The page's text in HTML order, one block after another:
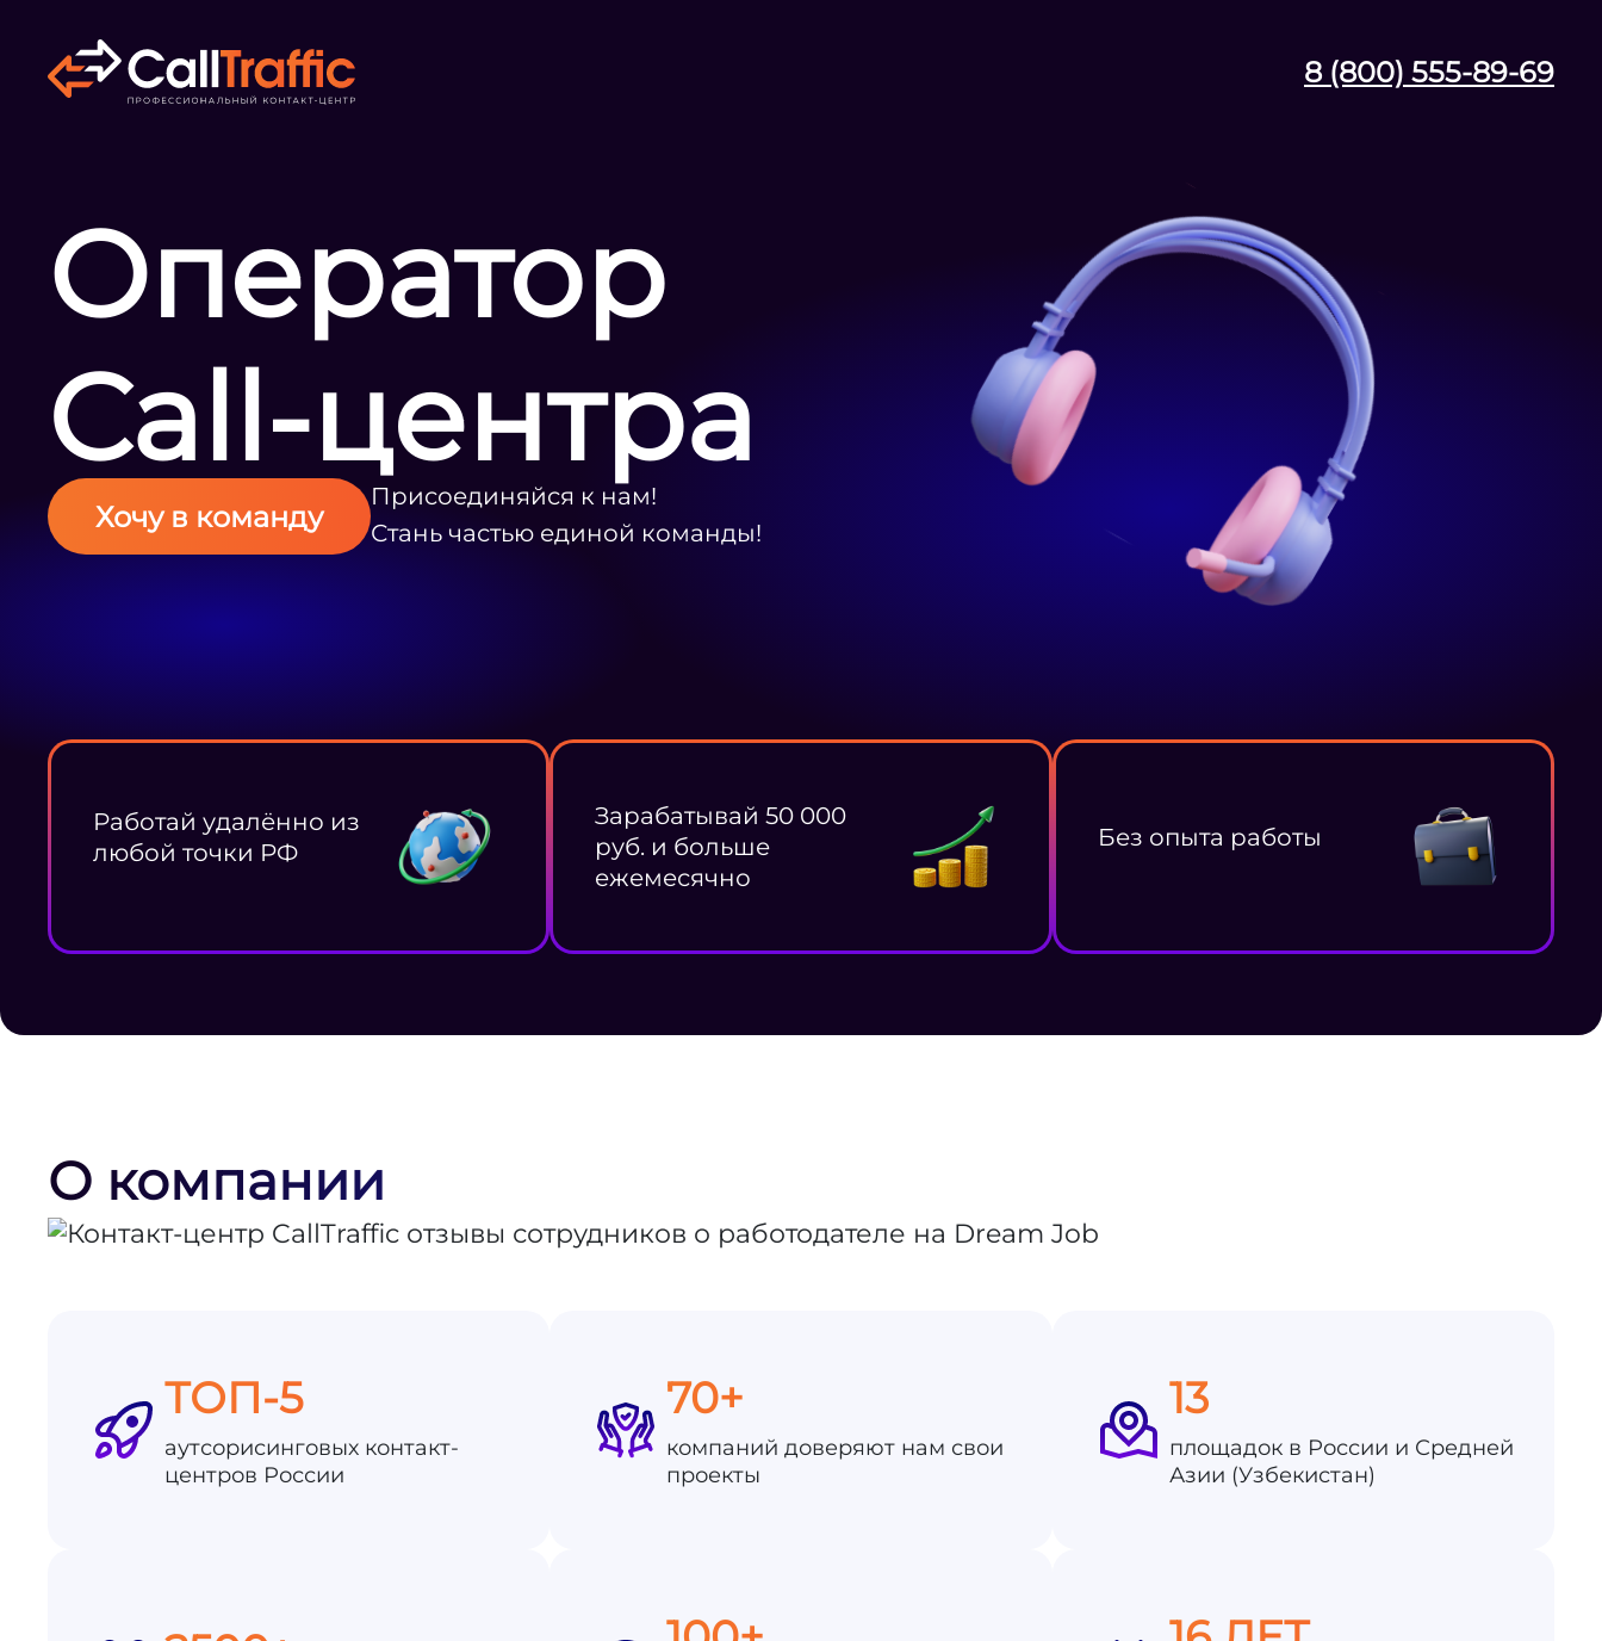
8 (800) 555-89-69
Оператор
Call-центра
Хочу в команду
Присоединяйся к нам!
Стань частью единой команды!
Работай удалённо из
любой точки РФ
Зарабатывай 50 000
руб. и больше
ежемесячно
Без опыта работы
О компании
ТОП-5
аутсорисинговых контакт-
центров России
70+
компаний доверяют нам свои
проекты
13
площадок в России и Средней
Азии (Узбекистан)